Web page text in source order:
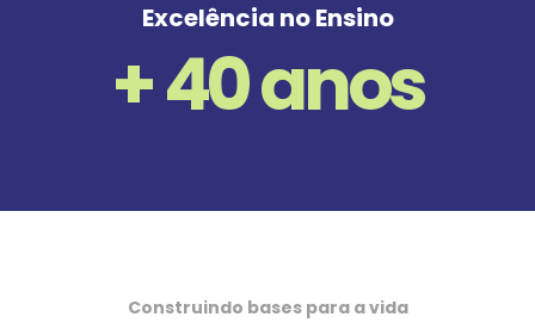
Excelência no Ensino
+40anos
Construindo bases para a vida